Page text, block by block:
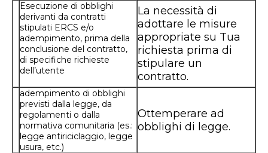
Esecuzione di obblighi
derivanti da contratti
stipulati ERCS e/o
adempimento, prima della
conclusione del contratto,
di specifiche richieste
dell’utente
La necessità di
adottare le misure
appropriate su Tua
richiesta prima di
stipulare un
contratto.
adempimento di obblighi
previsti dalla legge, da
regolamenti o dalla
normativa comunitaria (es.:
legge antiriciclaggio, legge
usura, etc.)
Ottemperare ad
obblighi di legge.